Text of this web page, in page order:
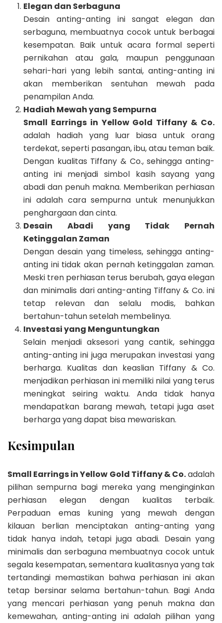
Elegan dan Serbaguna
Desain anting-anting ini sangat elegan dan
serbaguna, membuatnya cocok untuk berbagai
kesempatan. Baik untuk acara formal seperti
pernikahan atau gala, maupun penggunaan
sehari-hari yang lebih santai, anting-anting ini
akan memberikan sentuhan mewah pada
penampilan Anda.
Hadiah Mewah yang Sempurna
Small Earrings in Yellow Gold Tiffany & Co.
adalah hadiah yang luar biasa untuk orang
terdekat, seperti pasangan, ibu, atau teman baik.
Dengan kualitas Tiffany & Co., sehingga anting-
anting ini menjadi simbol kasih sayang yang
abadi dan penuh makna. Memberikan perhiasan
ini adalah cara sempurna untuk menunjukkan
penghargaan dan cinta.
Desain Abadi yang Tidak Pernah
Ketinggalan Zaman
Dengan desain yang timeless, sehingga anting-
anting ini tidak akan pernah ketinggalan zaman.
Meski tren perhiasan terus berubah, gaya elegan
dan minimalis dari anting-anting Tiffany & Co. ini
tetap relevan dan selalu modis, bahkan
bertahun-tahun setelah membelinya.
Investasi yang Menguntungkan
Selain menjadi aksesori yang cantik, sehingga
anting-anting ini juga merupakan investasi yang
berharga. Kualitas dan keaslian Tiffany & Co.
menjadikan perhiasan ini memiliki nilai yang terus
meningkat seiring waktu. Anda tidak hanya
mendapatkan barang mewah, tetapi juga aset
berharga yang dapat bisa mewariskan.
Kesimpulan
Small Earrings in Yellow Gold Tiffany & Co.adalah
pilihan sempurna bagi mereka yang menginginkan
perhiasan elegan dengan kualitas terbaik.
Perpaduan emas kuning yang mewah dengan
kilauan berlian menciptakan anting-anting yang
tidak hanya indah, tetapi juga abadi. Desain yang
minimalis dan serbaguna membuatnya cocok untuk
segala kesempatan, sementara kualitasnya yang tak
tertandingi memastikan bahwa perhiasan ini akan
tetap bersinar selama bertahun-tahun. Bagi Anda
yang mencari perhiasan yang penuh makna dan
kemewahan, anting-anting ini adalah pilihan yang